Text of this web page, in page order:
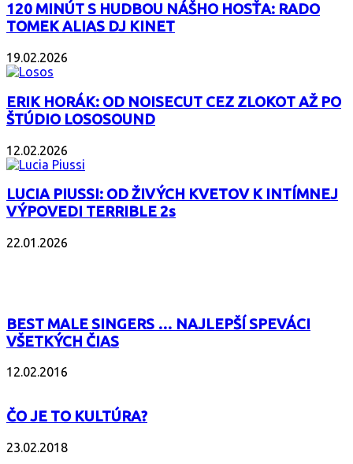
120 MINÚT S HUDBOU NÁŠHO HOSŤA: RADO
TOMEK ALIAS DJ KINET
19.02.2026
ERIK HORÁK: OD NOISECUT CEZ ZLOKOT AŽ PO
ŠTÚDIO LOSOSOUND
12.02.2026
LUCIA PIUSSI: OD ŽIVÝCH KVETOV K INTÍMNEJ
VÝPOVEDI TERRIBLE 2s
22.01.2026
BEST MALE SINGERS … NAJLEPŠÍ SPEVÁCI
VŠETKÝCH ČIAS
12.02.2016
ČO JE TO KULTÚRA?
23.02.2018